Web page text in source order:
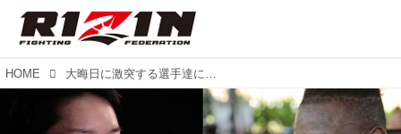
HOME 大晦日に激突する選手達に迫る！RIZIN CONFESSIONS #54 配信開始！